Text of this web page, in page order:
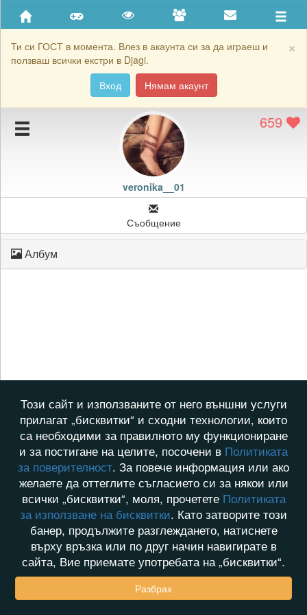
×
Ти си ГОСТ в момента. Влез в акаунта си за да играеш и
ползваш всички екстри в Djagi.
Вход
Нямам акаунт
Приятели
Хронология на игри
Подаръците на veronika__01
Картичките на veronika__01
Блокирай veronika__01
659
veronika__01
Съобщение
Албум
Този сайт и използваните от него външни услуги
прилагат „бисквитки“ и сходни технологии, които
са необходими за правилното му функциониране
и за постигане на целите, посочени в Политиката
за поверителност. За повече информация или ако
желаете да оттеглите съгласието си за някои или
всички „бисквитки“, моля, прочетете Политиката
за използване на бисквитки. Като затворите този
банер, продължите разглеждането, натиснете
върху връзка или по друг начин навигирате в
сайта, Вие приемате употребата на „бисквитки“.
Разбрах